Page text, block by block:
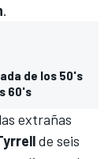
.
de los 50's
60's
extrañas
de seis